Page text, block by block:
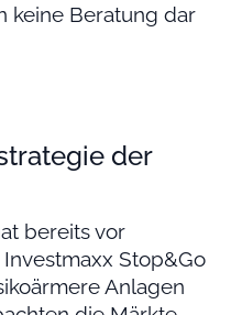
keine Beratung dar
der
bereits vor
Stop&Go
Anlagen